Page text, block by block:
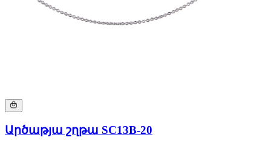
Արծաթյա շղթա SC13B-20